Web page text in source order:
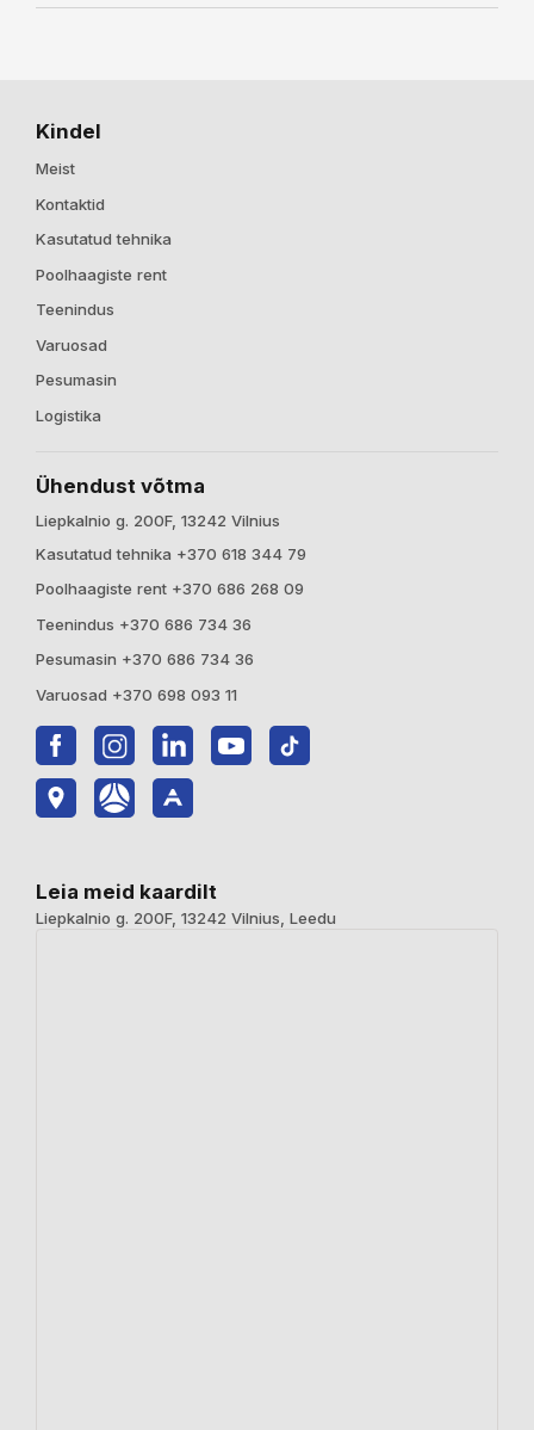
Kindel
Meist
Kontaktid
Kasutatud tehnika
Poolhaagiste rent
Teenindus
Varuosad
Pesumasin
Logistika
Ühendust võtma
Liepkalnio g. 200F, 13242 Vilnius
Kasutatud tehnika +370 618 344 79
Poolhaagiste rent +370 686 268 09
Teenindus +370 686 734 36
Pesumasin +370 686 734 36
Varuosad +370 698 093 11
Leia meid kaardilt
Liepkalnio g. 200F, 13242 Vilnius, Leedu